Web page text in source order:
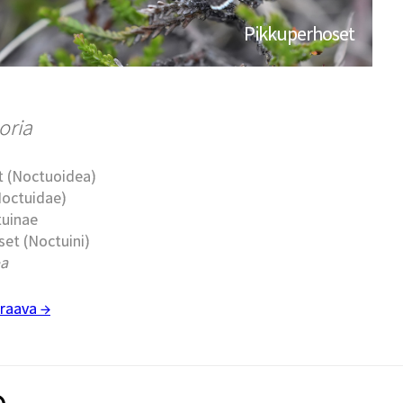
Pikkuperhoset
(Noctuoidea)
(Noctuini)
→